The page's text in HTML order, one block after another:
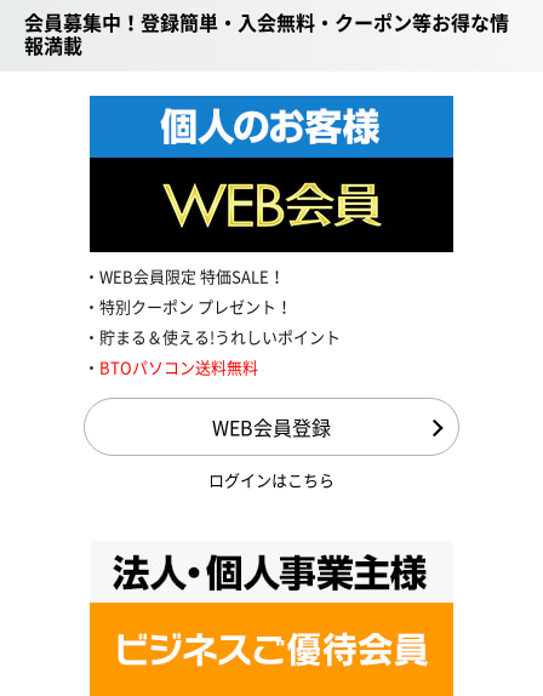
会員募集中！登録簡単・入会無料・クーポン等お得な情
報満載
WEB会員限定 特価SALE！
特別クーポン プレゼント！
貯まる＆使える!うれしいポイント
BTOパソコン送料無料
WEB会員登録
ログインはこちら